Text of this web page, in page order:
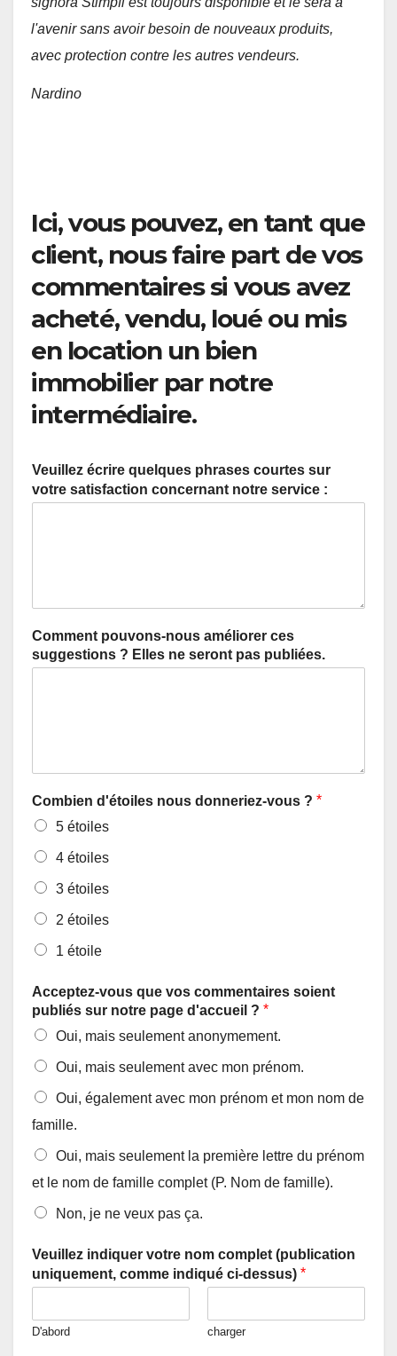
l'avenir sans avoir besoin de nouveaux produits,
avec protection contre les autres vendeurs.
Nardino
Ici, vous pouvez, en tant que
client, nous faire part de vos
commentaires si vous avez
acheté, vendu, loué ou mis
en location un bien
immobilier par notre
intermédiaire.
Veuillez écrire quelques phrases courtes sur
votre satisfaction concernant notre service :
Comment pouvons-nous améliorer ces
suggestions ? Elles ne seront pas publiées.
Combien d'étoiles nous donneriez-vous ? *
5 étoiles
4 étoiles
3 étoiles
2 étoiles
1 étoile
Acceptez-vous que vos commentaires soient
publiés sur notre page d'accueil ? *
Oui, mais seulement anonymement.
Oui, mais seulement avec mon prénom.
Oui, également avec mon prénom et mon nom de
famille.
Oui, mais seulement la première lettre du prénom
et le nom de famille complet (P. Nom de famille).
Non, je ne veux pas ça.
Veuillez indiquer votre nom complet (publication
uniquement, comme indiqué ci-dessus) *
D'abord charger